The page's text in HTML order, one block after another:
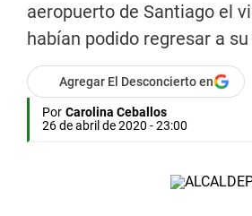
aeropuerto de Santiago el
habían podido regresar a
Agregar El Desconcierto en
Por Carolina Ceballos
26 de abril de 2020 - 23:00